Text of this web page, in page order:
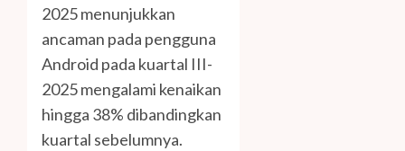
2025 menunjukkan
ancaman pada pengguna
Android pada kuartal III-
2025 mengalami kenaikan
hingga 38% dibandingkan
kuartal sebelumnya.